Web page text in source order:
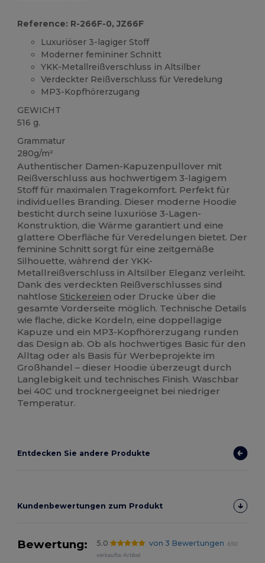
Reference: R-266F-0, JZ66F
Luxuriöser 3-lagiger Stoff
Moderner femininer Schnitt
YKK-Metallreißverschluss in Altsilber
Verdeckter Reißverschluss für Veredelung
MP3-Kopfhörerzugang
GEWICHT
516 g.
Grammatur
280g/m²
Authentischer Damen-Kapuzenpullover mit
Reißverschluss aus hochwertigem 3-lagigem
Stoff für maximalen Tragekomfort. Perfekt für
individuelles Branding. Dieser moderne Hoodie
besticht durch seine luxuriöse 3-Lagen-
Konstruktion, die Wärme garantiert und eine
glattere Oberfläche für Veredelungen bietet. Der
feminine Schnitt sorgt für eine zeitgemäße
Silhouette, während der YKK-
Metallreißverschluss in Altsilber Eleganz verleiht.
Dank des verdeckten Reißverschlusses sind
nahtloseStickereien oder Drucke über die
gesamte Vorderseite möglich. Technische Details
wie flache, dicke Kordeln, eine doppellagige
Kapuze und ein MP3-Kopfhörerzugang runden
das Design ab. Ob als hochwertiges Basic für den
Alltag oder als Basis für Werbeprojekte im
Großhandel – dieser Hoodie überzeugt durch
Langlebigkeit und technisches Finish. Waschbar
bei 40C und trocknergeeignet bei niedriger
Temperatur.
Entdecken Sie andere Produkte
Kundenbewertungen zum Produkt
Bewertung: 5.0 von 3 Bewertungen
650
verkaufte Artikel